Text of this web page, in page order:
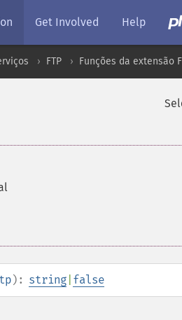
Get Involved Help
FTP Funções da extensão
): string false